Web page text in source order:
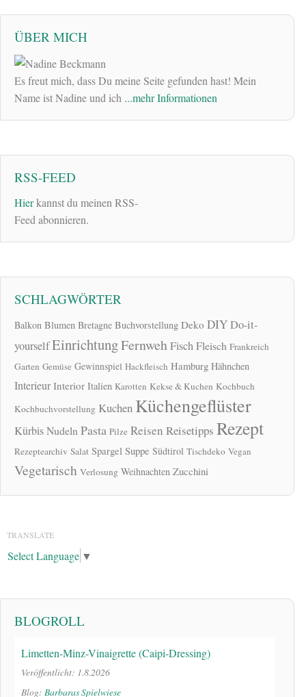
ÜBER MICH
Es freut mich, dass Du meine Seite gefunden hast! Mein
Name ist Nadine und ich ...mehr Informationen
RSS-FEED
Hierkannst du meinen RSS-
Feed abonnieren.
SCHLAGWÖRTER
Balkon Blumen Bretagne Buchvorstellung Deko DIYDo-it-
yourselfEinrichtungFernwehFischFleisch Frankreich
Garten Gemüse Gewinnspiel Hackfleisch Hamburg Hähnchen
Interieur Interior Italien Karotten Kekse & Kuchen Kochbuch
Kochbuchvorstellung Kuchen Küchengeflüster
KürbisNudeln Pasta Pilze Reisen Reisetipps Rezept
Rezeptearchiv Salat Spargel Suppe Südtirol Tischdeko Vegan
Vegetarisch Verlosung Weihnachten Zucchini
TRANSLATE
Select Language ▼
BLOGROLL
Limetten-Minz-Vinaigrette (Caipi-Dressing)
Veröffentlicht: 1.8.2026
Blog: Barbaras Spielwiese